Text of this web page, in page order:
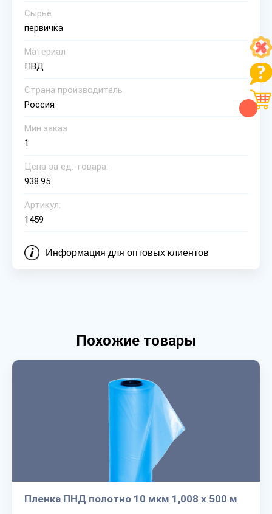
Сырьё
первичка
Материал
ПВД
Страна производитель
Россия
Мин.заказ
1
Цена за ед. товара:
938.95
Артикул:
1459
Информация для оптовых клиентов
Похожие товары
Пленка ПНД полотно 10 мкм 1,008 х 500 м